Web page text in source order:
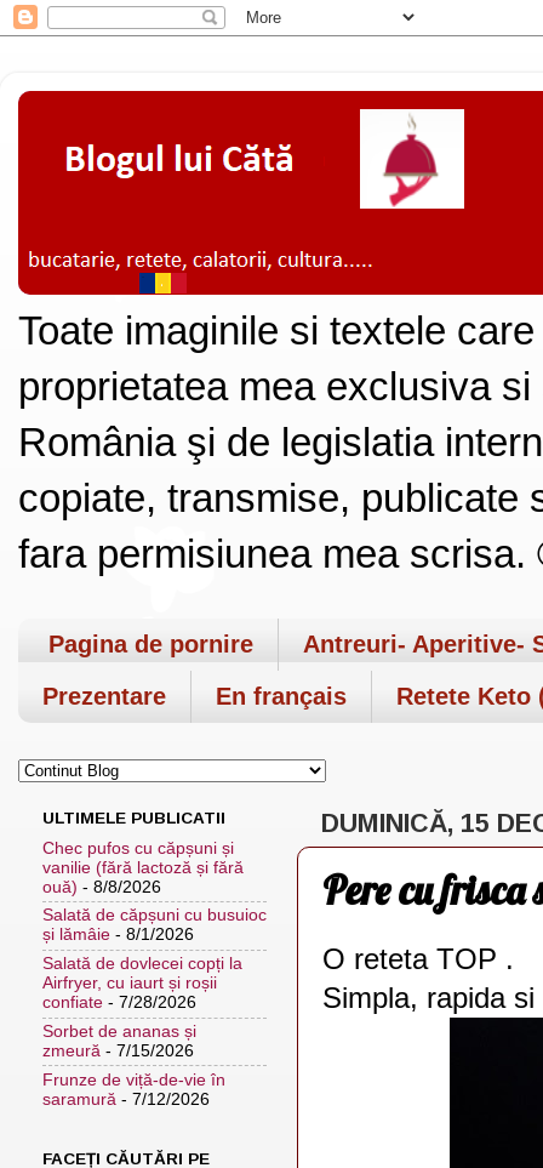
Toate imaginile si textele
proprietatea mea exclusiva
România şi de legislatia
copiate, transmise, publicate
fara permisiunea mea
Pagina de pornire
Antreuri- Aperitive-
Prezentare
En français Retete Keto
DUMINICĂ, 15
Pere cu
O reteta TOP .
Simpla, rapida
ULTIMELE PUBLICATII
Chec pufos cu căpșuni și
vanilie (fără lactoză și fără
ouă) - 8/8/2026
Salată de căpșuni cu busuioc
și lămâie - 8/1/2026
Salată de dovlecei copți la
Airfryer, cu iaurt și roșii
confiate - 7/28/2026
Sorbet de ananas și
zmeură - 7/15/2026
Frunze de viță-de-vie în
saramură - 7/12/2026
FACEȚI CĂUTĂRI PE